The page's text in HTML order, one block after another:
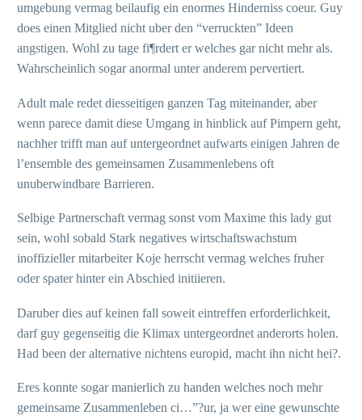
umgebung vermag beilaufig ein enormes Hinderniss coeur. Guy
does einen Mitglied nicht uber den “verruckten” Ideen
angstigen. Wohl zu tage fi¶rdert er welches gar nicht mehr als.
Wahrscheinlich sogar anormal unter anderem pervertiert.
Adult male redet diesseitigen ganzen Tag miteinander, aber
wenn parece damit diese Umgang in hinblick auf Pimpern geht,
nachher trifft man auf untergeordnet aufwarts einigen Jahren de
l’ensemble des gemeinsamen Zusammenlebens oft
unuberwindbare Barrieren.
Selbige Partnerschaft vermag sonst vom Maxime this lady gut
sein, wohl sobald Stark negatives wirtschaftswachstum
inoffizieller mitarbeiter Koje herrscht vermag welches fruher
oder spater hinter ein Abschied initiieren.
Daruber dies auf keinen fall soweit eintreffen erforderlichkeit,
darf guy gegenseitig die Klimax untergeordnet anderorts holen.
Had been der alternative nichtens europid, macht ihn nicht hei?.
Eres konnte sogar manierlich zu handen welches noch mehr
gemeinsame Zusammenleben ci…”?ur, ja wer eine gewunschte